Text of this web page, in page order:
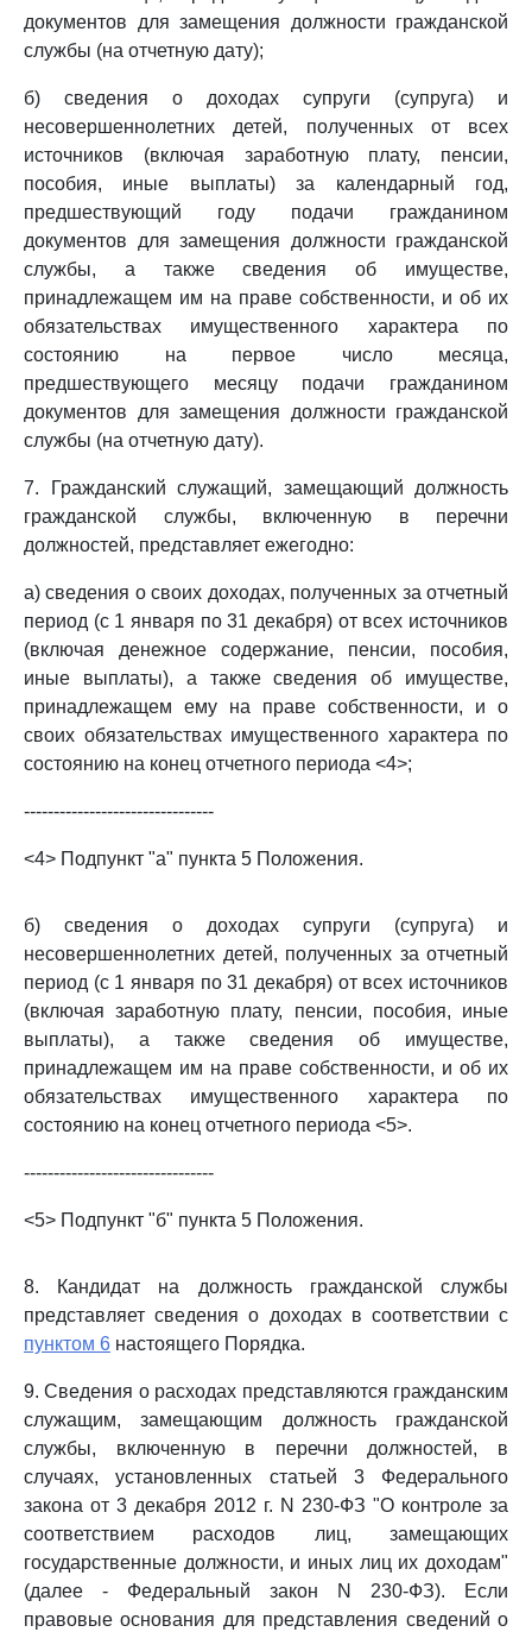
документов для замещения должности гражданской
службы (на отчетную дату);
б) сведения о доходах супруги (супруга) и
несовершеннолетних детей, полученных от всех
источников (включая заработную плату, пенсии,
пособия, иные выплаты) за календарный год,
предшествующий году подачи гражданином
документов для замещения должности гражданской
службы, а также сведения об имуществе,
принадлежащем им на праве собственности, и об их
обязательствах имущественного характера по
состоянию на первое число месяца,
предшествующего месяцу подачи гражданином
документов для замещения должности гражданской
службы (на отчетную дату).
7. Гражданский служащий, замещающий должность
гражданской службы, включенную в перечни
должностей, представляет ежегодно:
а) сведения о своих доходах, полученных за отчетный
период (с 1 января по 31 декабря) от всех источников
(включая денежное содержание, пенсии, пособия,
иные выплаты), а также сведения об имуществе,
принадлежащем ему на праве собственности, и о
своих обязательствах имущественного характера по
состоянию на конец отчетного периода <4>;
--------------------------------
<4> Подпункт "а" пункта 5 Положения.
б) сведения о доходах супруги (супруга) и
несовершеннолетних детей, полученных за отчетный
период (с 1 января по 31 декабря) от всех источников
(включая заработную плату, пенсии, пособия, иные
выплаты), а также сведения об имуществе,
принадлежащем им на праве собственности, и об их
обязательствах имущественного характера по
состоянию на конец отчетного периода <5>.
--------------------------------
<5> Подпункт "б" пункта 5 Положения.
8. Кандидат на должность гражданской службы
представляет сведения о доходах в соответствии с
пунктом 6 настоящего Порядка.
9. Сведения о расходах представляются гражданским
служащим, замещающим должность гражданской
службы, включенную в перечни должностей, в
случаях, установленных статьей 3 Федерального
закона от 3 декабря 2012 г. N 230-ФЗ "О контроле за
соответствием расходов лиц, замещающих
государственные должности, и иных лиц их доходам"
(далее - Федеральный закон N 230-ФЗ). Если
правовые основания для представления сведений о